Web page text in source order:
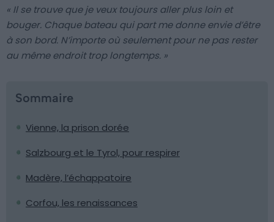
« Il se trouve que je veux toujours aller plus loin et
bouger. Chaque bateau qui part me donne envie d’être
à son bord. N’importe où seulement pour ne pas rester
au même endroit trop longtemps. »
Sommaire
Vienne, la prison dorée
Salzbourg et le Tyrol, pour respirer
Madère, l’échappatoire
Corfou, les renaissances